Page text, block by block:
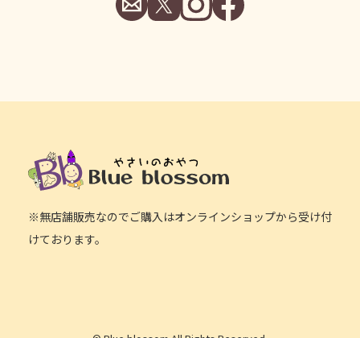
※無店舗販売なのでご購入はオンラインショップから受け付
けております。